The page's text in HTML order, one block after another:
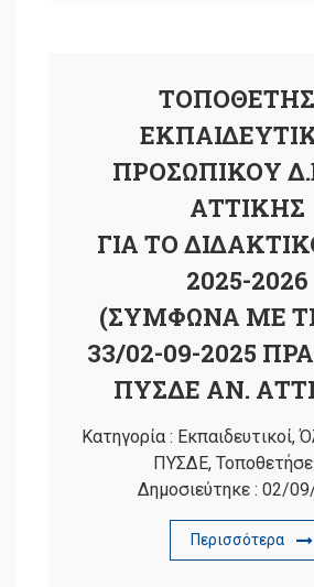
ΠΡΟΣΩΠΙΚΟΥ
ΑΤΤΙΚΗΣ
ΓΙΑ ΤΟ
2025-2026
(ΣΥΜΦΩΝΑ ΜΕ
33/02-09-2025
ΠΥΣΔΕ ΑΝ.
Κατηγορία : Εκπαιδευτικοί,
ΠΥΣΔΕ,
Δημοσιεύτηκε : 02/
Περισσότερα